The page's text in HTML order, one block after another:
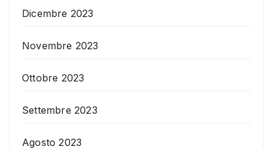
Dicembre 2023
Novembre 2023
Ottobre 2023
Settembre 2023
Agosto 2023